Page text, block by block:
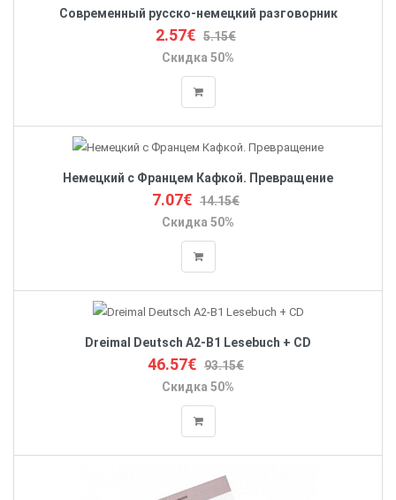
Современный русско-немецкий разговорник
2.57€ 5.15€
Скидка 50%
Немецкий с Францем Кафкой. Превращение
7.07€ 14.15€
Скидка 50%
Dreimal Deutsch A2-B1 Lesebuch + CD
46.57€ 93.15€
Скидка 50%